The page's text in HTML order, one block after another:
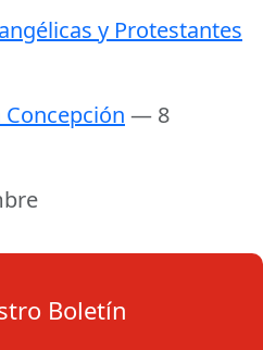
y Protestantes
— 8
Boletín